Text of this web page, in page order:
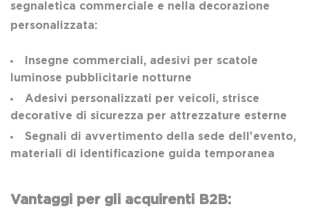
segnaletica commerciale e nella decorazione
personalizzata:
Insegne commerciali, adesivi per scatole
luminose pubblicitarie notturne
Adesivi personalizzati per veicoli, strisce
decorative di sicurezza per attrezzature esterne
Segnali di avvertimento della sede dell'evento,
materiali di identificazione guida temporanea
Vantaggi per gli acquirenti B2B: